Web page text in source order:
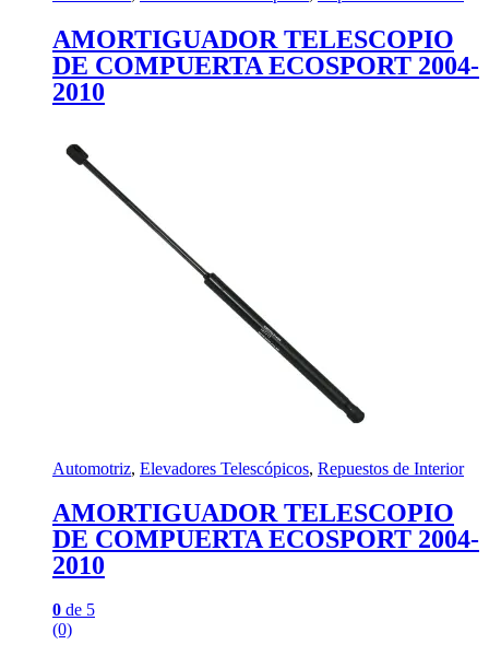
AMORTIGUADOR TELESCOPIO
DE COMPUERTA ECOSPORT 2004-
2010
Automotriz, Elevadores Telescópicos, Repuestos de Interior
AMORTIGUADOR TELESCOPIO
DE COMPUERTA ECOSPORT 2004-
2010
0 de 5
(0)